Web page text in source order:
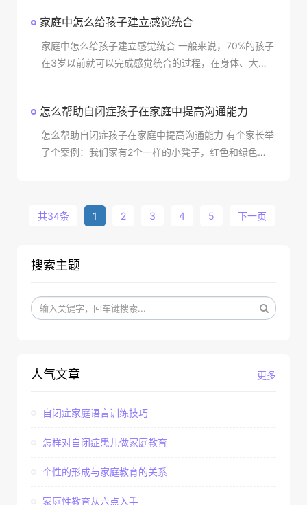
家庭中怎么给孩子建立感觉统合
家庭中怎么给孩子建立感觉统合 一般来说，70%的孩子
在3岁以前就可以完成感觉统合的过程，在身体、大
怎么帮助自闭症孩子在家庭中提高沟通能力
怎么帮助自闭症孩子在家庭中提高沟通能力 有个家长举
了个案例：我们家有2个一样的小凳子，红色和绿色
共34条 1 2 3 4 5 下一页
搜索主题
更多
人气文章
自闭症家庭语言训练技巧
怎样对自闭症患儿做家庭教育
个性的形成与家庭教育的关系
家庭性教育从六点入手